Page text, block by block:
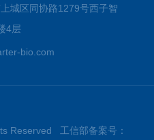
城区同协路1279号西子智
4层
bio.com
Reserved 工信部备案号：